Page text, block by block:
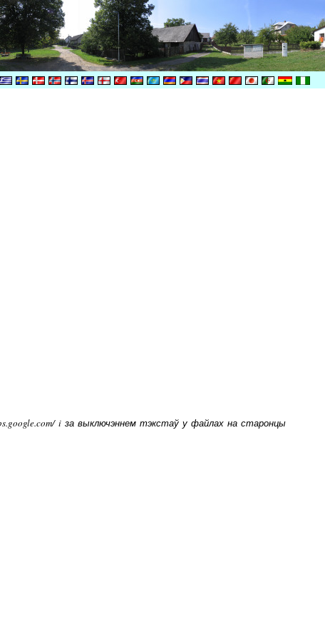
i за выключэннем тэкстаў у файлах на старонцы